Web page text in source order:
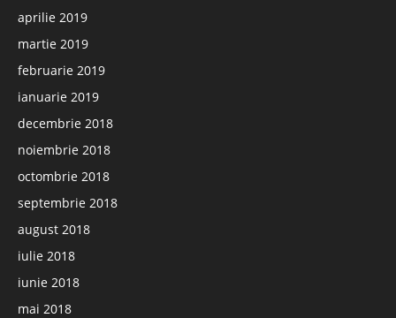
aprilie 2019
martie 2019
februarie 2019
ianuarie 2019
decembrie 2018
noiembrie 2018
octombrie 2018
septembrie 2018
august 2018
iulie 2018
iunie 2018
mai 2018